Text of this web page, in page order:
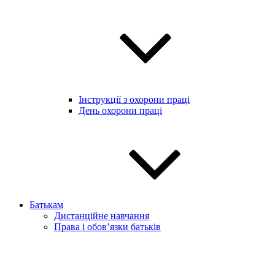
Інструкції з охорони праці
День охорони праці
Батькам
Дистанційне навчання
Права і обов’язки батьків